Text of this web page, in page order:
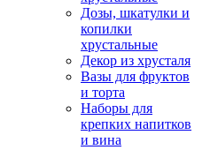
Дозы, шкатулки и
копилки
хрустальные
Декор из хрусталя
Вазы для фруктов
и торта
Наборы для
крепких напитков
и вина